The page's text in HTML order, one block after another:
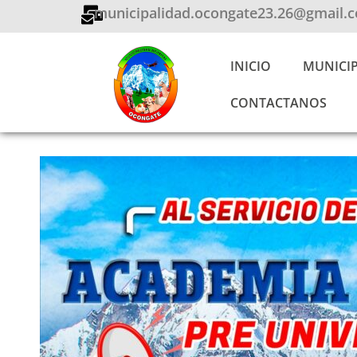
al
INICIO
CONTACTANOS